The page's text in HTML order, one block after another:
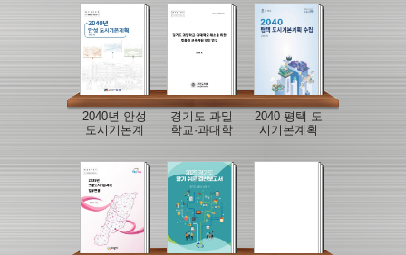
위한 ESG접
목 및 실천 방
안 개선 연구
2040년 안성
도시기본계
경기도 과밀
학교·과대학
육지원 방안
연구
2040 평택 도
시기본계획